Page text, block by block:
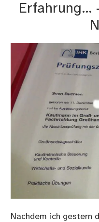
Erfahrung…
Nachdem ich gestern